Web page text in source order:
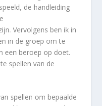
de handleiding
Vervolgens ben ik in
in de groep om te
een beroep op doet.
spellen van de
spellen om bepaalde